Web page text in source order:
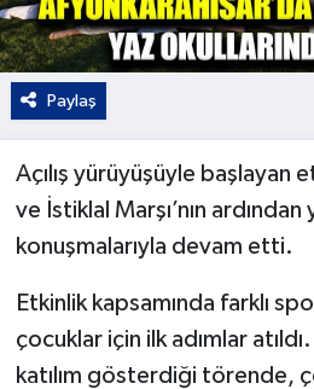
Paylaş
Açılış yürüyüşüyle başlayan
ve İstiklal Marşı’nın
konuşmalarıyla devam etti.
Etkinlik kapsamında farklı
çocuklar için ilk adımlar
katılım gösterdiği törende,